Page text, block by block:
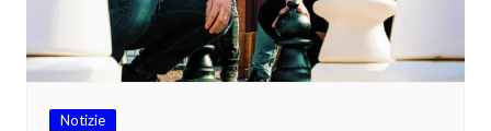
Notizie